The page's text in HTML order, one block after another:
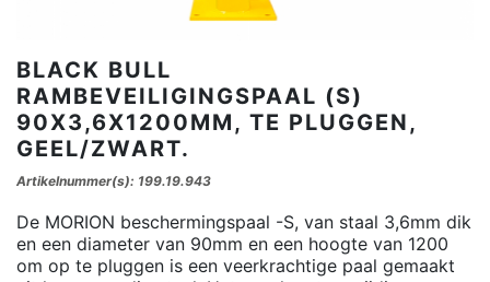
BLACK BULL
RAMBEVEILIGINGSPAAL (S)
90X3,6X1200MM, TE PLUGGEN,
GEEL/ZWART.
Artikelnummer(s): 199.19.943
De MORION beschermingspaal -S, van staal 3,6mm dik
en een diameter van 90mm en een hoogte van 1200
om op te pluggen is een veerkrachtige paal gemaakt